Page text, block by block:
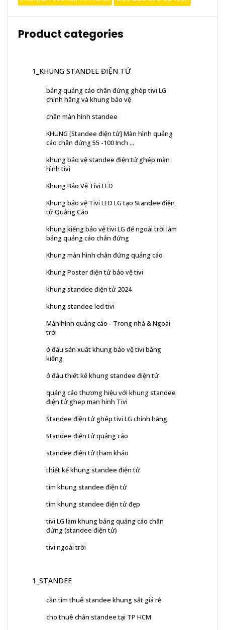
Product categories
1_KHUNG STANDEE ĐIỆN TỬ
bảng quảng cáo chân đứng ghép tivi LG
chính hãng và khung bảo vệ
chân màn hình standee
KHUNG [Standee điện tử] Màn hình quảng
cáo chân đứng 55 -100 Inch ...
khung bảo vệ standee điện tử ghép màn
hình tivi
Khung Bảo Vệ Tivi LED
Khung bảo vệ Tivi LED LG tạo Standee điện
tử Quảng Cáo
khung kiếng bảo vệ tivi LG để ngoài trời làm
bảng quảng cáo chân đứng
Khung màn hình chân đứng quảng cáo
Khung Poster điện tử bảo vệ tivi
khung standee điện tử 2024
khung standee led tivi
Màn hình quảng cáo - Trong nhà & Ngoài
trời
ở đâu sản xuất khung bảo vệ tivi bằng
kiếng
ở đâu thiết kế khung standee điện tử
quảng cáo thương hiệu với khung standee
điện tử ghep man hinh Tivi
Standee điện tử ghép tivi LG chính hãng
Standee điện tử quảng cáo
standee điện tử tham khảo
thiết kế khung standee điện tử
tìm khung standee điện tử
tìm khung standee điện tử đẹp
tivi LG làm khung bảng quảng cáo chân
đứng (standee điện tử)
tivi ngoài trời
1_STANDEE
cần tìm thuê standee khung sắt giá rẻ
cho thuê chân standee tại TP HCM